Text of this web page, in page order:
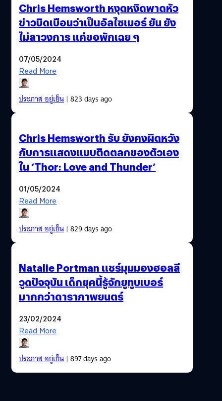
Chris Hemsworth หงุดหงิดพาดหัว
ข่าวบิดเบือนว่าเป็นอัลไซเมอร์ ยัน ยัง
ไม่ลาวงการ แค่ขอพักเฉย ๆ
07/05/2024
Read More
ประภาส อยู่เย็น| 823 days ago
Chris Hemsworth รับ ยังคงผิดหวัง
กับการแสดงแบบติดตลกของตัวเอง
ใน ‘Thor: Love and Thunder’
01/05/2024
Read More
ประภาส อยู่เย็น| 829 days ago
Natalie Portman แชร์มุมมองฮอลลี
วูดปัจจุบัน เด็กยุคนี้รู้จักยูทูบเบอร์
มากกว่าดาราภาพยนตร์
23/02/2024
Read More
ประภาส อยู่เย็น| 897 days ago